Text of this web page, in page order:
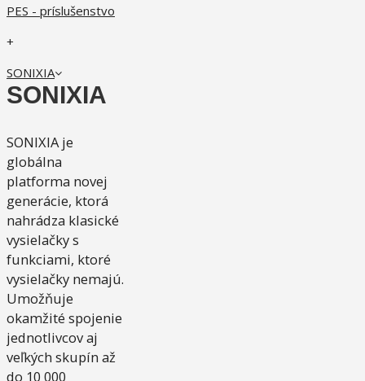
PES - príslušenstvo
+
SONIXIA
SONIXIA
SONIXIA je
globálna
platforma novej
generácie, ktorá
nahrádza klasické
vysielačky s
funkciami, ktoré
vysielačky nemajú.
Umožňuje
okamžité spojenie
jednotlivcov aj
veľkých skupín až
do 10 000